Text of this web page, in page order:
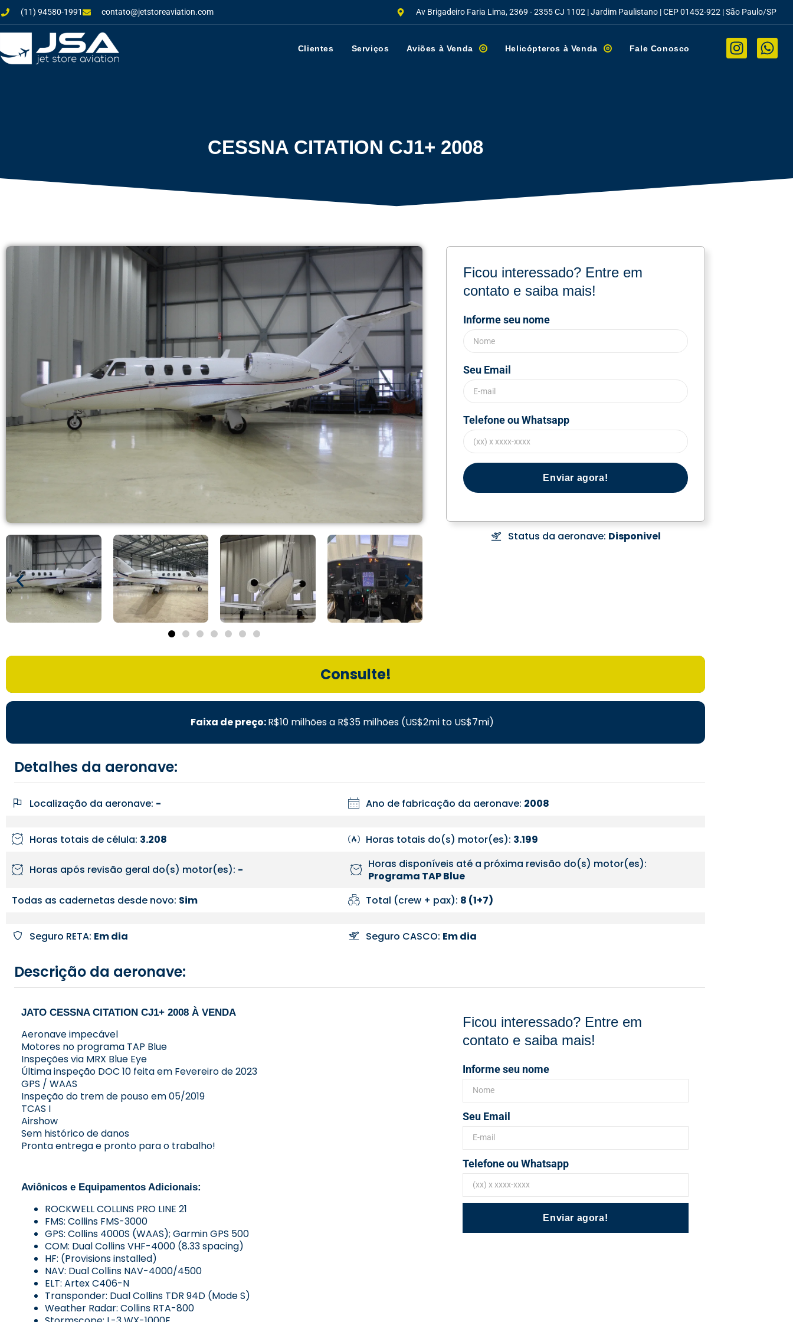
(11) 94580-1991 contato@jetstoreaviation.com Av Brigadeiro Faria Lima, 2369 - 2355 CJ 1102 | Jardim Paulistano | CEP 01452-922 | São Paulo/SP
Clientes Serviços Aviões à Venda Helicópteros à Venda Fale Conosco
CESSNA CITATION CJ1+ 2008
Ficou interessado? Entre em
contato e saiba mais!
Informe seu nome
Seu Email
Telefone ou Whatsapp
Enviar agora!
Status da aeronave: Disponivel
Consulte!
Faixa de preço:R$10 milhões a R$35 milhões (US$2mi to US$7mi)
Detalhes da aeronave:
Localização da aeronave: - Ano de fabricação da aeronave: 2008
Horas totais de célula: 3.208 Horas totais do(s) motor(es): 3.199
Horas após revisão geral do(s) motor(es): -
Horas disponíveis até a próxima revisão do(s) motor(es):
Programa TAP Blue
Todas as cadernetas desde novo: Sim Total (crew + pax): 8 (1+7)
Seguro RETA: Em dia Seguro CASCO: Em dia
Descrição da aeronave:
JATO CESSNA CITATION CJ1+ 2008 À VENDA
Aeronave impecável
Motores no programa TAP Blue
Inspeções via MRX Blue Eye
Última inspeção DOC 10 feita em Fevereiro de 2023
GPS / WAAS
Inspeção do trem de pouso em 05/2019
TCAS I
Airshow
Sem histórico de danos
Pronta entrega e pronto para o trabalho!
Aviônicos e Equipamentos Adicionais:
ROCKWELL COLLINS PRO LINE 21
FMS: Collins FMS-3000
GPS: Collins 4000S (WAAS); Garmin GPS 500
COM: Dual Collins VHF-4000 (8.33 spacing)
HF: (Provisions installed)
NAV: Dual Collins NAV-4000/4500
ELT: Artex C406-N
Transponder: Dual Collins TDR 94D (Mode S)
Weather Radar: Collins RTA-800
Ficou interessado? Entre em
contato e saiba mais!
Informe seu nome
Seu Email
Telefone ou Whatsapp
Enviar agora!